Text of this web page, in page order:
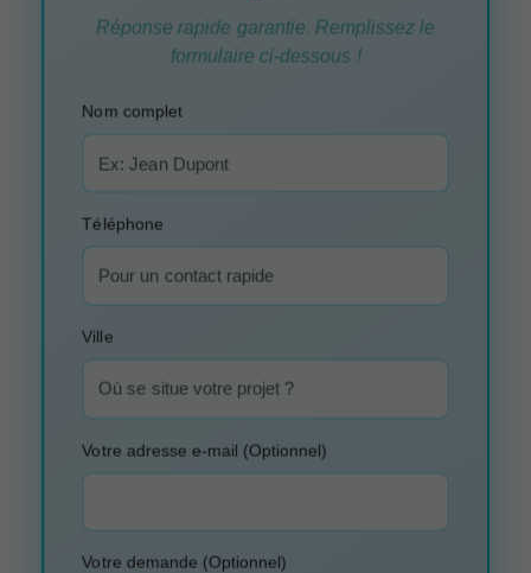
Réponse rapide garantie. Remplissez le
formulaire ci-dessous !
Nom complet
Téléphone
Ville
Votre adresse e-mail (Optionnel)
Votre demande (Optionnel)